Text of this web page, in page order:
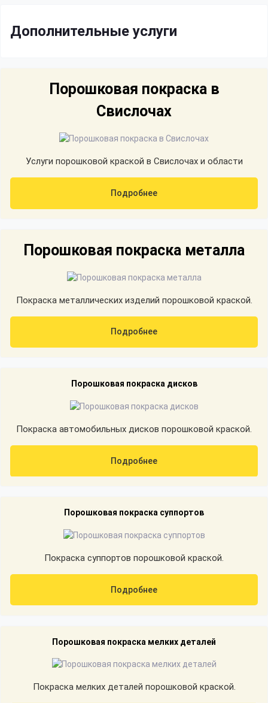
Дополнительные услуги
Порошковая покраска в
Свислочах
Услуги порошковой краской в Свислочах и области
Подробнее
Порошковая покраска металла
Покраска металлических изделий порошковой краской.
Подробнее
Порошковая покраска дисков
Покраска автомобильных дисков порошковой краской.
Подробнее
Порошковая покраска суппортов
Покраска суппортов порошковой краской.
Подробнее
Порошковая покраска мелких деталей
Покраска мелких деталей порошковой краской.